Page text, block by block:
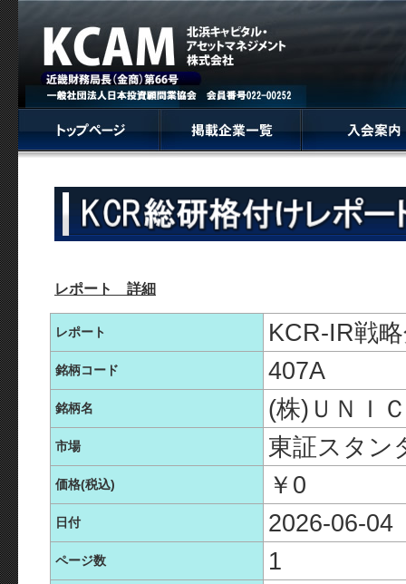
レポート 詳細
レポート KCR-IR戦
銘柄コード 407A
銘柄名 (株)ＵＮＩ
市場 東証スタン
価格(税込) ￥0
日付 2026-06-04
ページ数 1